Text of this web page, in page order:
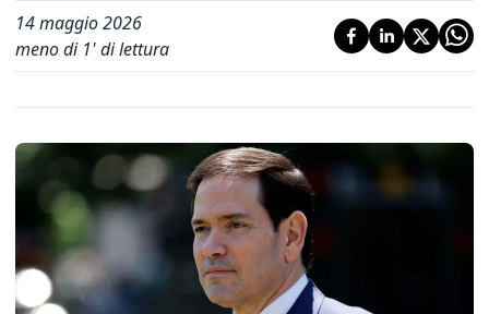
14 maggio 2026
meno di 1' di lettura